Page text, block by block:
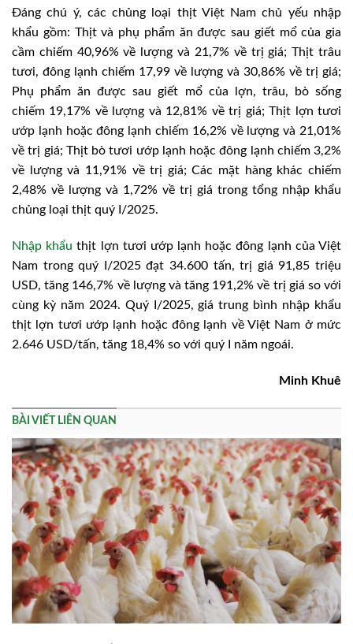
Đáng chú ý, các chủng loại thịt Việt Nam chủ yếu nhập
khẩu gồm: Thịt và phụ phẩm ăn được sau giết mổ của gia
cầm chiếm 40,96% về lượng và 21,7% về trị giá; Thịt trâu
tươi, đông lạnh chiếm 17,99 về lượng và 30,86% về trị giá;
Phụ phẩm ăn được sau giết mổ của lợn, trâu, bò sống
chiếm 19,17% về lượng và 12,81% về trị giá; Thịt lợn tươi
ướp lạnh hoặc đông lạnh chiếm 16,2% về lượng và 21,01%
về trị giá; Thịt bò tươi ướp lạnh hoặc đông lạnh chiếm 3,2%
về lượng và 11,91% về trị giá; Các mặt hàng khác chiếm
2,48% về lượng và 1,72% về trị giá trong tổng nhập khẩu
chủng loại thịt quý I/2025.
Nhập khẩu thịt lợn tươi ướp lạnh hoặc đông lạnh của Việt
Nam trong quý I/2025 đạt 34.600 tấn, trị giá 91,85 triệu
USD, tăng 146,7% về lượng và tăng 191,2% về trị giá so với
cùng kỳ năm 2024. Quý I/2025, giá trung bình nhập khẩu
thịt lợn tươi ướp lạnh hoặc đông lạnh về Việt Nam ở mức
2.646 USD/tấn, tăng 18,4% so với quý I năm ngoái.
Minh Khuê
BÀI VIẾT LIÊN QUAN